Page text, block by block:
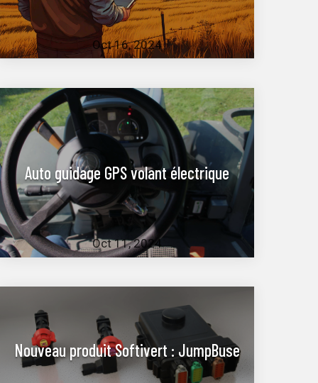
Oct 16, 2024
Auto guidage GPS volant électrique
Oct 11, 2024
Nouveau produit Softivert : JumpBuse